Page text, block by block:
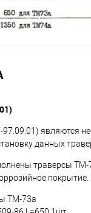
являются
данных
траверсы ТМ-
ТМ-73а